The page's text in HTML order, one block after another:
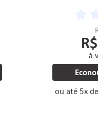
à
ou até 5xde